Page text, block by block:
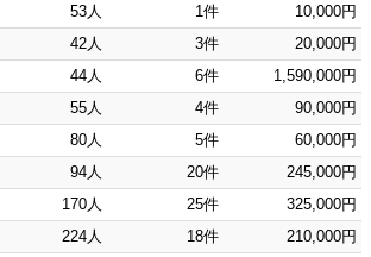
53人 1件
10,000円
42人 3件
20,000円
44人 6件
1,590,000円
55人 4件
90,000円
80人 5件
60,000円
94人 20件
245,000円
170人 25件
325,000円
224人 18件
210,000円